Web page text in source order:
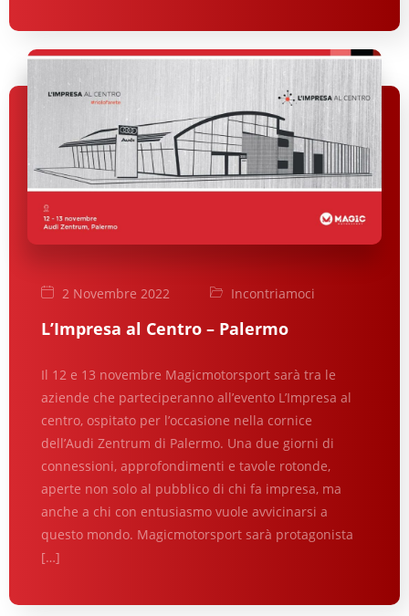
2 Novembre 2022 Incontriamoci
L’Impresa al Centro – Palermo
Il 12 e 13 novembre Magicmotorsport sarà tra le
aziende che parteciperanno all’evento L’Impresa al
centro, ospitato per l’occasione nella cornice
dell’Audi Zentrum di Palermo. Una due giorni di
connessioni, approfondimenti e tavole rotonde,
aperte non solo al pubblico di chi fa impresa, ma
anche a chi con entusiasmo vuole avvicinarsi a
questo mondo. Magicmotorsport sarà protagonista
[…]